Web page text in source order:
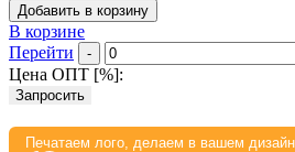
Добавить в корзину
В корзине
Перейти
-
Цена ОПТ [%]:
Запросить
Печатаем лого, делаем в вашем